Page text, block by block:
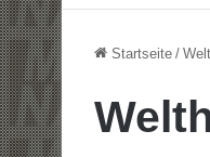
Startseite /